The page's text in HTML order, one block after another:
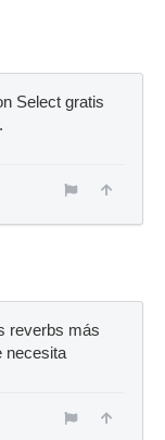
Select gratis
reverbs más
necesita